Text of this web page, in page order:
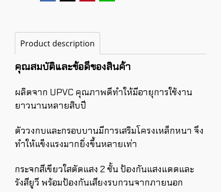
Product description
คุณสมบัติและข้อดีของสินค้า
ผลิตจาก UPVC คุณภาพดีทำให้มีอายุการใช้งาน
ยาวนานหลายสิบปี
ตัววงกบและกรอบบานมีการเสริมโครงเหล็กหนา จึง
ทำให้แข็งแรงมากยิ่งขึ้นหลายเท่า
กระจกสีเขียวใสตัดแสง 2 ชั้น ป้องกันแสงแดดและ
รังสียูวี พร้อมป้องกันเสียงรบกวนจากภายนอก